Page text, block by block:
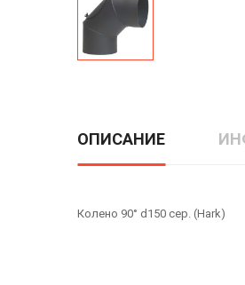
ОПИСАНИЕ
Колено 90° d150 сер. (Hark)